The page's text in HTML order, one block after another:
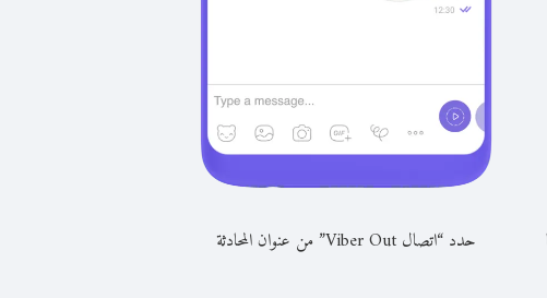
حدد “اتصال Viber Out” من عنوان المحادثة